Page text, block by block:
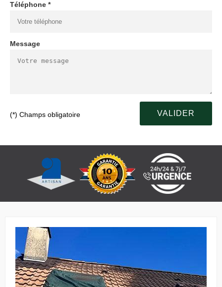
Téléphone *
Message
(*) Champs obligatoire